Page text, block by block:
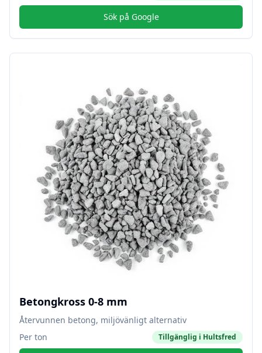
Sök på Google
Betongkross 0-8 mm
Återvunnen betong, miljövänligt alternativ
Per ton
Tillgänglig i Hultsfred